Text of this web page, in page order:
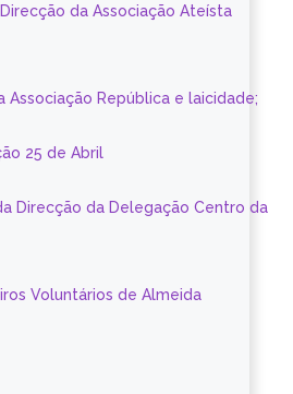
da Associação Ateísta
Associação República e laicidade;
25 de Abril
Direcção da Delegação Centro da
Voluntários de Almeida